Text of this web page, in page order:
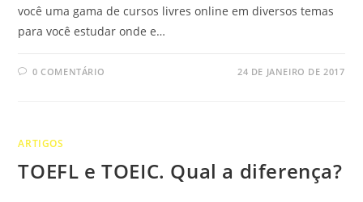
você uma gama de cursos livres online em diversos temas
para você estudar onde e…
0 COMENTÁRIO 24 DE JANEIRO DE 2017
ARTIGOS
TOEFL e TOEIC. Qual a diferença?